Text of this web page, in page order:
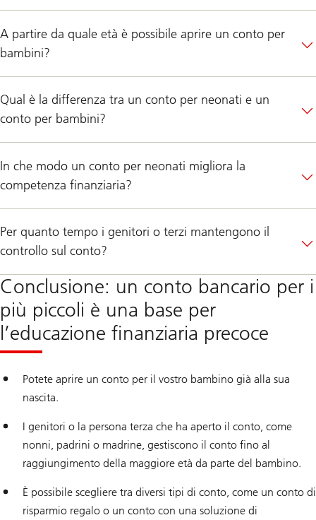
A partire da quale età è possibile aprire un conto per
bambini?
Qual è la differenza tra un conto per neonati e un
conto per bambini?
In che modo un conto per neonati migliora la
competenza finanziaria?
Per quanto tempo i genitori o terzi mantengono il
controllo sul conto?
Conclusione: un conto bancario per i
più piccoli è una base per
l’educazione finanziaria precoce
Potete aprire un conto per il vostro bambino già alla sua
nascita.
I genitori o la persona terza che ha aperto il conto, come
nonni, padrini o madrine, gestiscono il conto fino al
raggiungimento della maggiore età da parte del bambino.
È possibile scegliere tra diversi tipi di conto, come un conto di
risparmio regalo o un conto con una soluzione di